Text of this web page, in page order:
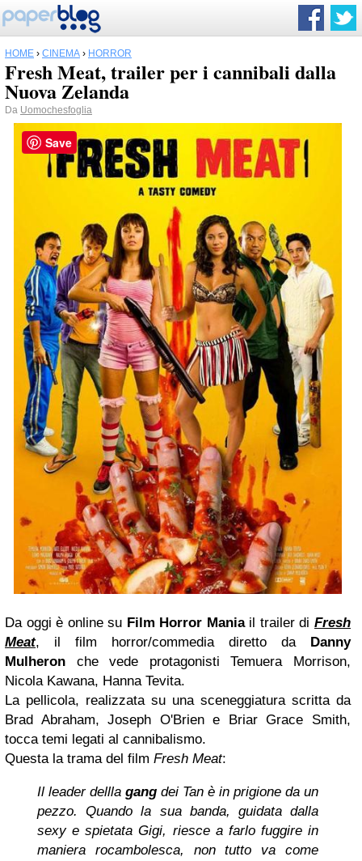
HOME › CINEMA › HORROR
Fresh Meat, trailer per i cannibali dalla
Nuova Zelanda
Da Uomochesfoglia
Da oggi è online su Film Horror Maniail trailer diFresh
Meat, il film horror/commedia diretto da
Danny
Mulheron che vede protagonisti Temuera Morrison,
Nicola Kawana, Hanna Tevita.
La pellicola, realizzata su una sceneggiatura scritta da
Brad Abraham, Joseph O'Brien e Briar Grace Smith,
tocca temi legati al cannibalismo.
Questa la trama del film Fresh Meat:
Il leader dellla gang dei Tan è in prigione da un
pezzo. Quando la sua banda, guidata dalla
sexy e spietata Gigi, riesce a farlo fuggire in
maniera rocambolesca, non tutto va come
Save